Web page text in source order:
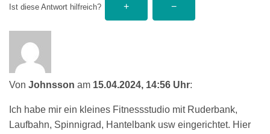
Ist diese Antwort hilfreich?
Von Johnsson am 15.04.2024, 14:56 Uhr:
Ich habe mir ein kleines Fitnessstudio mit Ruderbank,
Laufbahn, Spinnigrad, Hantelbank usw eingerichtet. Hier